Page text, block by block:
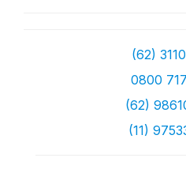
(62)
0800
(62)
(11)